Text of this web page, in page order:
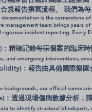
規報告撰寫流程。 我們為
documentation is the cornerstone
management team brings years
incident reporting. Every
精確記錄每宗個案的臨床
and emergency interventions,
：報告由具備國際樂
backgrounds, our official
透過現場傷病數據分析，
to identify structural